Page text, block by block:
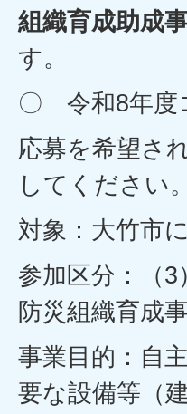
組織育成助成事
す。
〇 令和8年度
応募を希望さ
してください。
対象：大竹市
参加区分：（
防災組織育成事
事業目的：自
要な設備等（